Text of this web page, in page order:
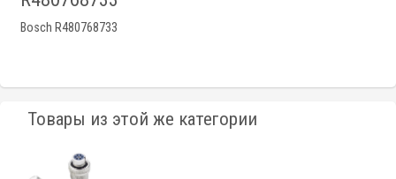
Bosch R480768733
Товары из этой же категории